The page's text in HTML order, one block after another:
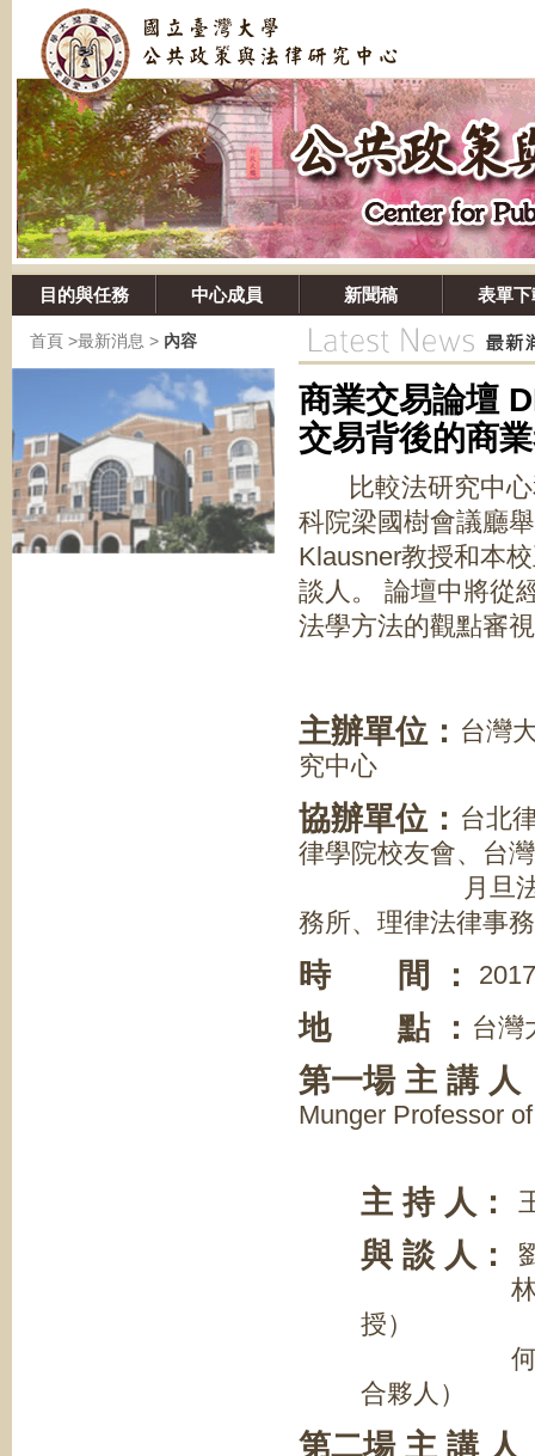
目的與任務 中心成員 新聞稿 表單下
首頁 >最新消息 > 內容
商業交易論壇
交易背後
比較法研究中心
科院梁國樹會議廳
Klausner教授和本
談人。 論壇中將從
法學方法的觀點審
主辦單位： 台灣
究中心
協辦單位： 台北
律學院校友會、台
月旦法學雜誌
務所、理律法律事
時 間 ：
地 點 ： 台灣
第一場 主 講
Munger Professor
主 持 人：
與 談 人：
林郁馨助
授）
何翊羣律
合夥人）
第二場 主 講